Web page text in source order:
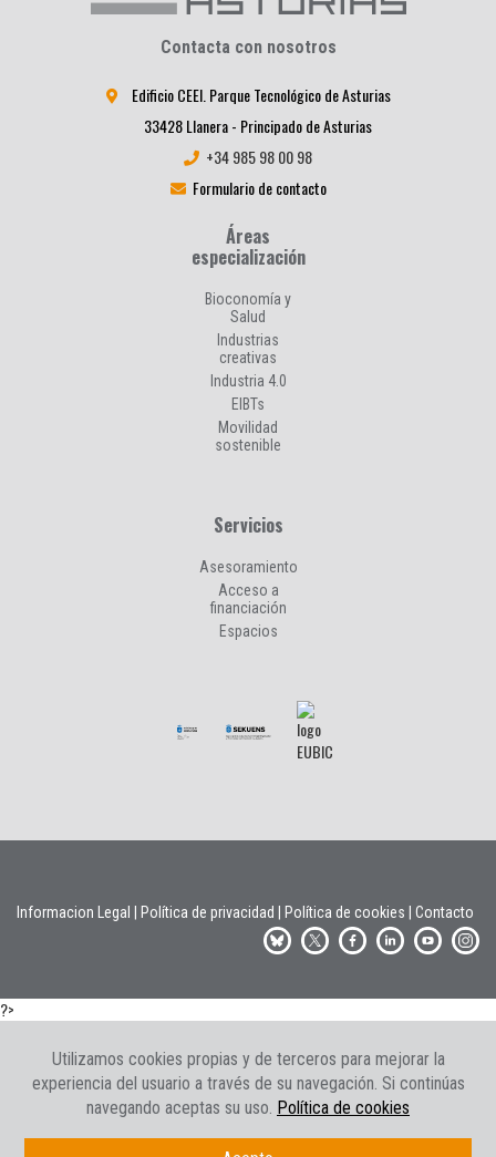
Contacta con nosotros
Edificio CEEI. Parque Tecnológico de Asturias
33428 Llanera - Principado de Asturias
+34 985 98 00 98
Formulario de contacto
Áreas
especialización
Bioconomía y
Salud
Industrias
creativas
Industria 4.0
EIBTs
Movilidad
sostenible
Servicios
Asesoramiento
Acceso a
financiación
Espacios
Informacion Legal Política de privacidad Política de cookies Contacto
?>
Utilizamos cookies propias y de terceros para mejorar la
experiencia del usuario a través de su navegación. Si continúas
navegando aceptas su uso. Política de cookies